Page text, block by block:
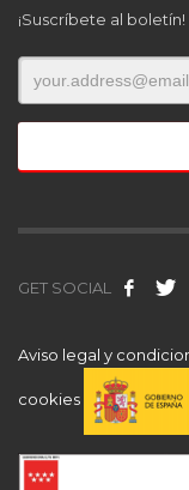
¡Suscríbete al boletín!
GET SOCIAL
Aviso legal y
cookies